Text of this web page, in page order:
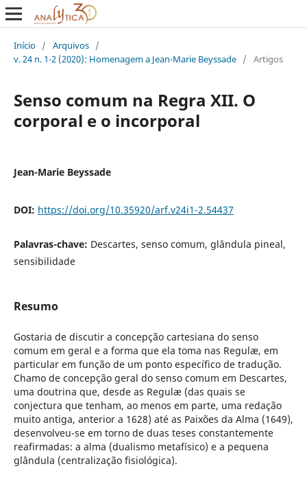
Início / Arquivos /
v. 24 n. 1-2 (2020): Homenagem a Jean-Marie Beyssade / Artigos
Senso comum na Regra XII. O
corporal e o incorporal
Jean-Marie Beyssade
DOI: https://doi.org/10.35920/arf.v24i1-2.54437
Palavras-chave: Descartes, senso comum, glândula pineal,
sensibilidade
Resumo
Gostaria de discutir a concepção cartesiana do senso
comum em geral e a forma que ela toma nas Regulæ, em
particular em função de um ponto específico de tradução.
Chamo de concepção geral do senso comum em Descartes,
uma doutrina que, desde as Regulæ (das quais se
conjectura que tenham, ao menos em parte, uma redação
muito antiga, anterior a 1628) até as Paixões da Alma (1649),
desenvolveu-se em torno de duas teses constantemente
reafirmadas: a alma (dualismo metafísico) e a pequena
glândula (centralização fisiológica).